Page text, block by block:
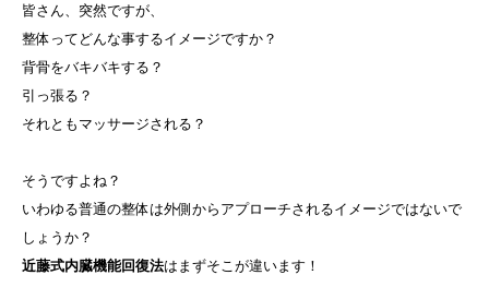
皆さん、突然ですが、
整体ってどんな事するイメージですか？
背骨をバキバキする？
引っ張る？
それともマッサージされる？
そうですよね？
いわゆる普通の整体は外側からアプローチされるイメージではないで
しょうか？
近藤式内臓機能回復法はまずそこが違います！